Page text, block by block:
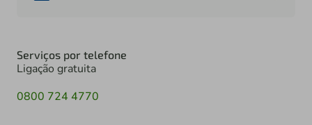
Serviços por telefone
Ligação gratuita
0800 724 4770